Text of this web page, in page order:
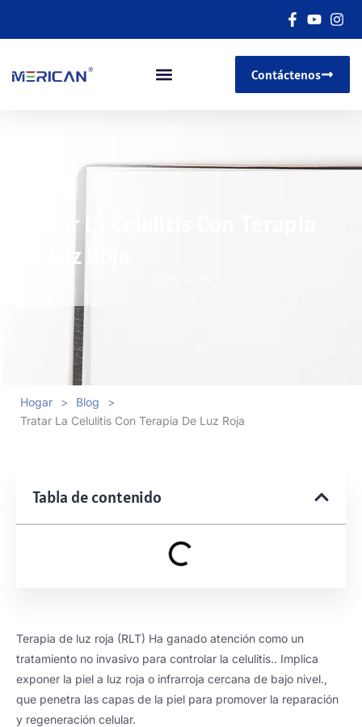
Contáctenos
Tratar La Celulitis Con Terapia
De Luz Roja
Hogar > Blog
>
Tratar La Celulitis Con Terapia De Luz Roja
Tabla de contenido
Terapia de luz roja (RLT) Ha ganado atención como un
tratamiento no invasivo para controlar la celulitis.. Implica
exponer la piel a luz roja o infrarroja cercana de bajo nivel.,
que penetra las capas de la piel para promover la reparación
y regeneración celular.